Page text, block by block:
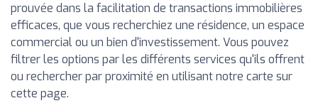
prouvée dans la facilitation de transactions immobilières
efficaces, que vous recherchiez une résidence, un espace
commercial ou un bien d'investissement. Vous pouvez
filtrer les options par les différents services qu'ils offrent
ou rechercher par proximité en utilisant notre carte sur
cette page.